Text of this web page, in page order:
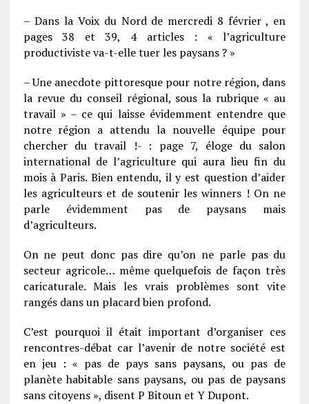
– Dans la Voix du Nord de mercredi 8 février , en
pages 38 et 39, 4 articles : « l’agriculture
productiviste va-t-elle tuer les paysans ? »
– Une anecdote pittoresque pour notre région, dans
la revue du conseil régional, sous la rubrique « au
travail » – ce qui laisse évidemment entendre que
notre région a attendu la nouvelle équipe pour
chercher du travail !- : page 7, éloge du salon
international de l’agriculture qui aura lieu fin du
mois à Paris. Bien entendu, il y est question d’aider
les agriculteurs et de soutenir les winners ! On ne
parle évidemment pas de paysans mais
d’agriculteurs.
On ne peut donc pas dire qu’on ne parle pas du
secteur agricole… même quelquefois de façon très
caricaturale. Mais les vrais problèmes sont vite
rangés dans un placard bien profond.
C’est pourquoi il était important d’organiser ces
rencontres-débat car l’avenir de notre société est
en jeu : « pas de pays sans paysans, ou pas de
planète habitable sans paysans, ou pas de paysans
sans citoyens », disent P Bitoun et Y Dupont.